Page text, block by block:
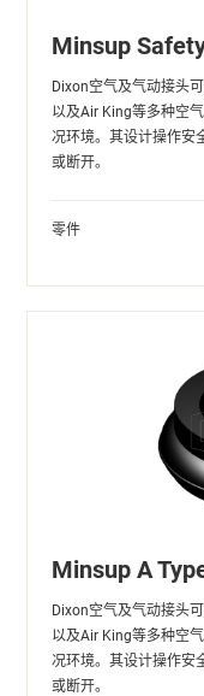
Minsup
Dixon空气及气动接头
以及Air King等多种空
况环境。其设计操作安
或断开。
零件
Minsup A
Dixon空气及气动接头
以及Air King等多种空
况环境。其设计操作安
或断开。